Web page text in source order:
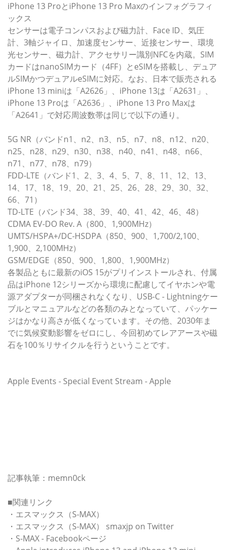
iPhone 13 ProとiPhone 13 Pro Maxのインフォグラフィ
ックス
センサーは電子コンパスおよび磁力計、Face ID、気圧
計、3軸ジャイロ、加速度センサー、近接センサー、環境
光センサー、磁力計、アクセサリー識別NFCを内蔵。SIM
カードはnanoSIMカード（4FF）とeSIMを搭載し、デュア
ルSIMかつデュアルeSIMに対応。なお、日本で販売される
iPhone 13 miniは「A2626」、iPhone 13は「A2631」、
iPhone 13 Proは「A2636」、iPhone 13 Pro Maxは
「A2641」で対応周波数帯は同じで以下の通り。
5G NR（バンドn1、n2、n3、n5、n7、n8、n12、n20、
n25、n28、n29、n30、n38、n40、n41、n48、n66、
n71、n77、n78、n79）
FDD-LTE（バンド1、2、3、4、5、7、8、11、12、13、
14、17、18、19、20、21、25、26、28、29、30、32、
66、71）
TD-LTE（バンド34、38、39、40、41、42、46、48）
CDMA EV-DO Rev. A（800、1,900MHz）
UMTS/HSPA+/DC-HSDPA（850、900、1,700/2,100、
1,900、2,100MHz）
GSM/EDGE（850、900、1,800、1,900MHz）
各製品ともに最新のiOS 15がプリインストールされ、付属
品はiPhone 12シリーズから環境に配慮してイヤホンや電
源アダプターが同梱されなくなり、USB-C - Lightningケー
ブルとマニュアルなどの各類のみとなっていて、パッケー
ジはかなり高さが低くなっています。その他、2030年ま
でに気候変動影響をゼロにし、今回初めてレアアースや磁
石を100％リサイクルを行うということです。
Apple Events - Special Event Stream - Apple
記事執筆：memn0ck
■関連リンク
・エスマックス（S-MAX）
・エスマックス（S-MAX） smaxjp on Twitter
・S-MAX - Facebookページ